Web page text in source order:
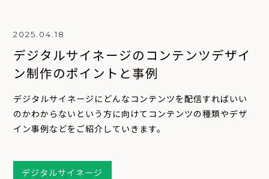
2025.04.18
デジタルサイネージのコンテンツデザイ
ン制作のポイントと事例
デジタルサイネージにどんなコンテンツを配信すればいい
のかわからないという方に向けてコンテンツの種類やデザ
イン事例などをご紹介していきます。
デジタルサイネージ